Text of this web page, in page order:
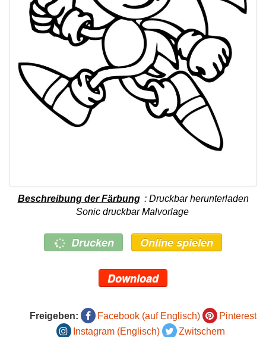
Beschreibung der Färbung : Druckbar herunterladen
Sonic druckbar Malvorlage
Drucken Online spielen
Download
Freigeben: Facebook (auf Englisch)
Pinterest
Instagram (Englisch)
Zwitschern